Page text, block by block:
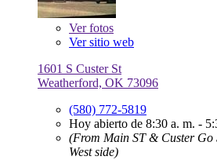
Verfotos
Ver sitio web
1601 S Custer St
Weatherford, OK 73096
(580) 772-5819
Hoy abierto de 8:30 a. m. -
(From Main ST & Custer Go
West side)